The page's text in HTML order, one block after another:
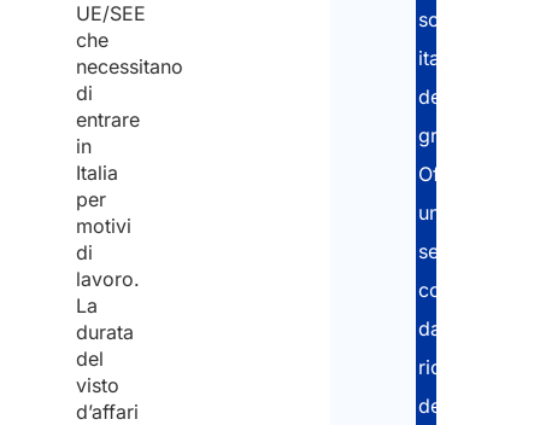
UE/SEE
che
necessitano
di
entrare
in
Italia
per
motivi
di
lavoro.
La
durata
del
visto
d’affari
società
italiana
del
gruppo.
Offriamo
un
servizio
completo:
dalla
richiesta
del